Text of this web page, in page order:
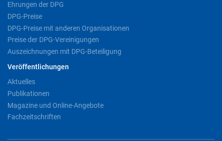
Ehrungen der DPG
DPG-Preise
DPG-Preise mit anderen Organisationen
Preise der DPG-Vereinigungen
Auszeichnungen mit DPG-Beteiligung
Veröffentlichungen
Aktuelles
Publikationen
Magazine und Online-Angebote
Fachzeitschriften